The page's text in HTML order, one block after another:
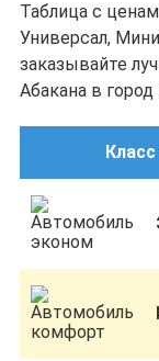
Таблица с
Универсал,
заказывайте
Абакана в